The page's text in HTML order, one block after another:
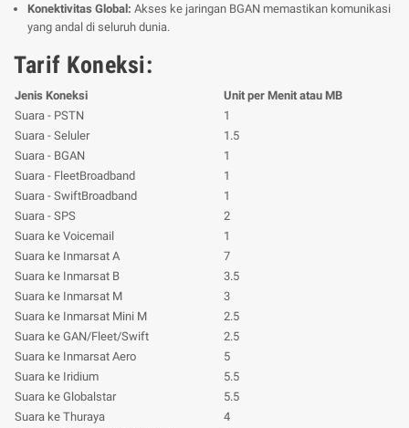
Konektivitas Global: Akses ke jaringan BGAN memastikan komunikasi
yang andal di seluruh dunia.
Tarif Koneksi:
Jenis Koneksi
Unit per Menit atau MB
Suara - PSTN
1
Suara - Seluler
1.5
Suara - BGAN
1
Suara - FleetBroadband
1
Suara - SwiftBroadband
1
Suara - SPS
2
Suara ke Voicemail
1
Suara ke Inmarsat A
7
Suara ke Inmarsat B
3.5
Suara ke Inmarsat M
3
Suara ke Inmarsat Mini M
2.5
Suara ke GAN/Fleet/Swift
2.5
Suara ke Inmarsat Aero
5
Suara ke Iridium
5.5
Suara ke Globalstar
5.5
Suara ke Thuraya
4